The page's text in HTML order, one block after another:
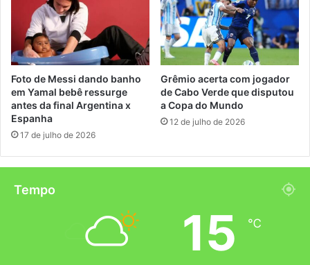
Foto de Messi dando banho
em Yamal bebê ressurge
antes da final Argentina x
Espanha
17 de julho de 2026
Grêmio acerta com jogador
de Cabo Verde que disputou
a Copa do Mundo
12 de julho de 2026
Tempo
15 ℃